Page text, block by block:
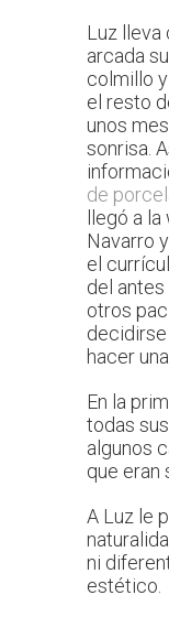
Luz lleva
arcada
colmillo
el resto
unos
sonrisa.
de
llegó a la
Navarro
el
del
otros
hacer
En la
todas
algunos
que eran
A Luz le
ni
estético.